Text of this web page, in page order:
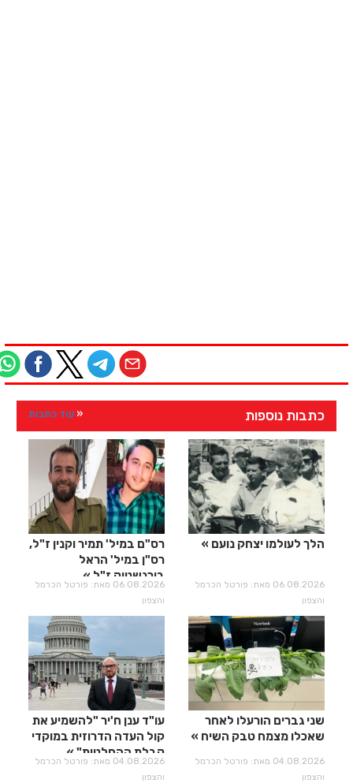
כתבות נוספות עוד כתבות
הלך לעולמו יצחק נועם
06.08.2026 מאת: פורטל הכרמל
והצפון
רס"ם במיל' תמיר וקנין ז"ל,
רס"ן במיל' הראל
בירנשטוק ז"ל
06.08.2026 מאת: פורטל הכרמל
והצפון
שני גברים הורעלו לאחר
שאכלו מצמח טבק השיח
04.08.2026 מאת: פורטל הכרמל
והצפון
עו"ד ענן ח'יר "להשמיע את
קול העדה הדרוזית במוקדי
קבלת ההחלטות"
04.08.2026 מאת: פורטל הכרמל
והצפון